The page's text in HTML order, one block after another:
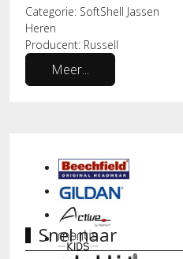
Categorie: SoftShell Jassen
Heren
Producent: Russell
Meer...
Snel naar